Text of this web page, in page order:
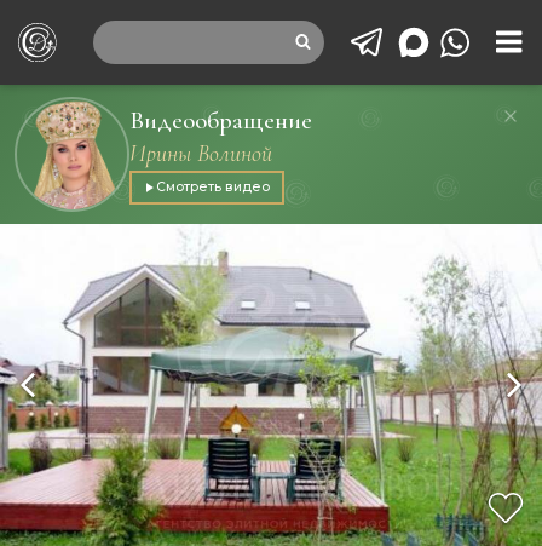
Видеообращение
Ирины Волиной
Смотреть видео